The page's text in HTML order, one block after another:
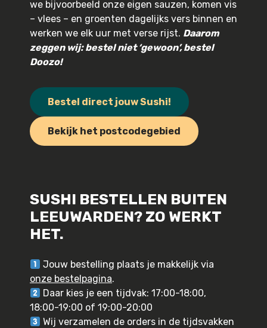
we bijvoorbeeld onze eigen sauzen, komen vis
– vlees – en groenten dagelijks vers binnen en
werken we elk uur met verse rijst. Daarom
zeggen wij: bestel niet ‘gewoon’, bestel
Doozo!
Bestel direct jouw Sushi!
Bekijk het postcodegebied
SUSHI BESTELLEN BUITEN
LEEUWARDEN? ZO WERKT
HET.
Jouw bestelling plaats je makkelijk via
onze bestelpagina.
Daar kies je een tijdvak: 17:00-18:00,
18:00-19:00 of 19:00-20:00
Wij verzamelen de orders in de tijdsvakken